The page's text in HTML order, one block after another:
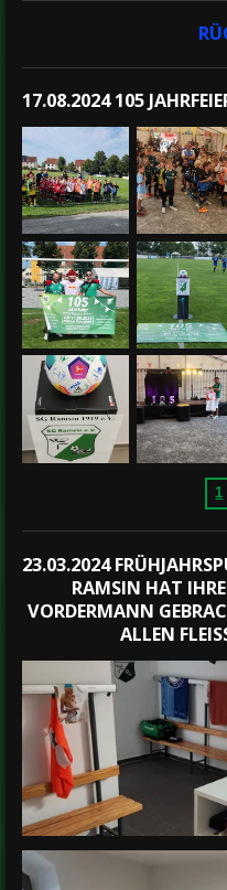
17.08.2024 105
1
23.03.2024
RAMSIN HAT
VORDERMANN
ALLEN